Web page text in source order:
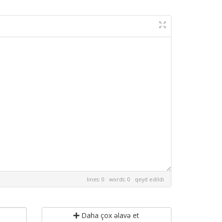
lines: 0 words: 0 qeyd edildi
Daha çox əlavə et